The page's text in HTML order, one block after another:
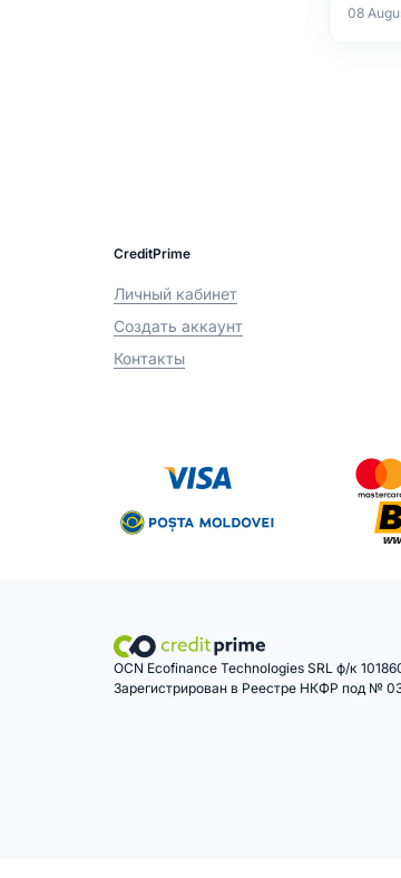
08
CreditPrime
Личный кабинет
Создать аккаунт
Контакты
OCN Ecofinance Technologies SRL ф/к
Зарегистрирован в Реестре НКФР под №